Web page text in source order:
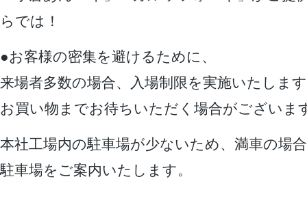
らでは！
●お客様の密集を避けるために、
来場者多数の場合、入場制限を実施いたしま
お買い物までお待ちいただく場合がございま
本社工場内の駐車場が少ないため、満車の場
駐車場をご案内いたします。